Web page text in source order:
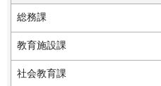
総務課
教育施設課
社会教育課